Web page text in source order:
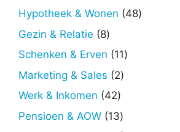
producten
Hypotheek & Wonen 4848
Gezin & Relatie 88
producten
Schenken & Erven 1111
Marketing & Sales 22
Werk & Inkomen 4242
producten
Pensioen & AOW 1313